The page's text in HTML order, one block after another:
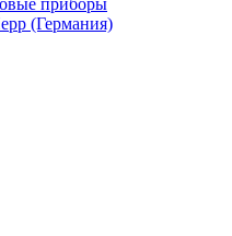
приборы
(Германия)